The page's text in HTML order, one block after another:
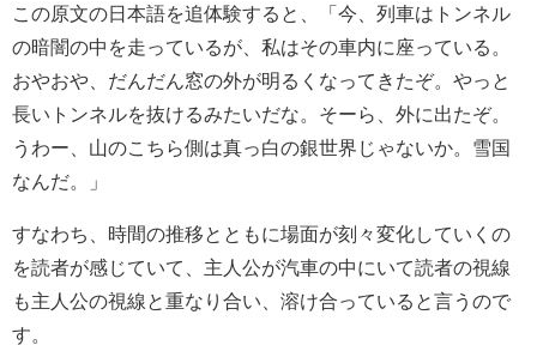
この原文の日本語を追体験すると、「今、列車はトンネル
の暗闇の中を走っているが、私はその車内に座っている。
おやおや、だんだん窓の外が明るくなってきたぞ。やっと
長いトンネルを抜けるみたいだな。そーら、外に出たぞ。
うわー、山のこちら側は真っ白の銀世界じゃないか。雪国
なんだ。」
すなわち、時間の推移とともに場面が刻々変化していくの
を読者が感じていて、主人公が汽車の中にいて読者の視線
も主人公の視線と重なり合い、溶け合っていると言うので
す。